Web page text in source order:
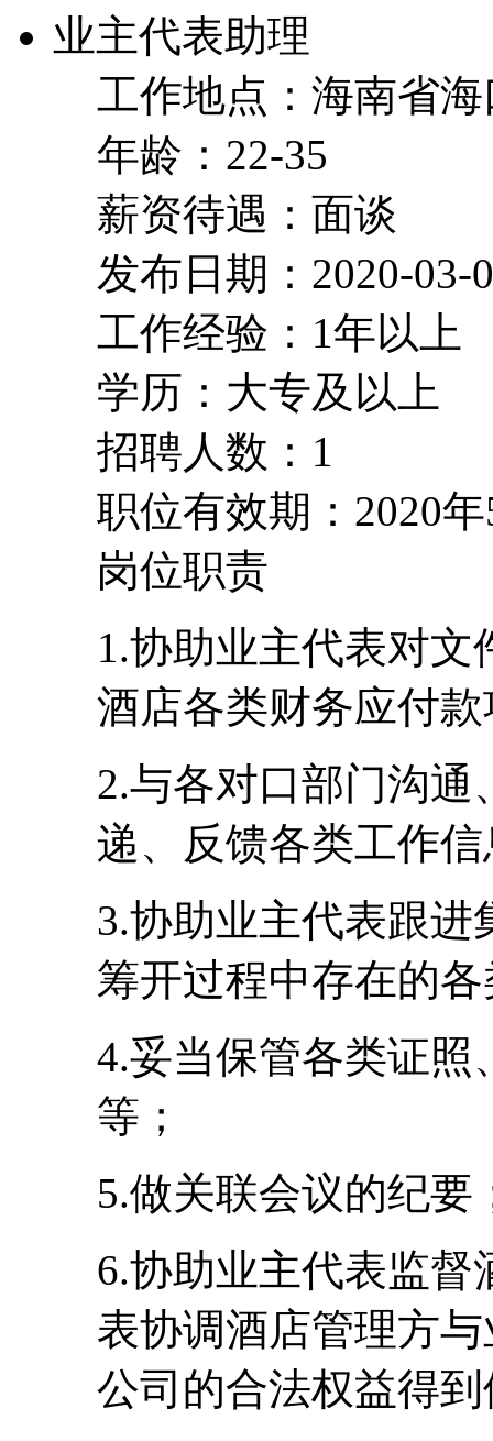
业主代表助理
工作地点：海南省
年龄：22-35
薪资待遇：面谈
发布日期：2020-03-
工作经验：1年以上
学历：大专及以上
招聘人数：1
职位有效期：2020
岗位职责
1.协助业主代表对
酒店各类财务应付
2.与各对口部门沟
递、反馈各类工作
3.协助业主代表跟
筹开过程中存在的
4.妥当保管各类证照
等；
5.做关联会议的纪要
6.协助业主代表监
表协调酒店管理方
公司的合法权益得